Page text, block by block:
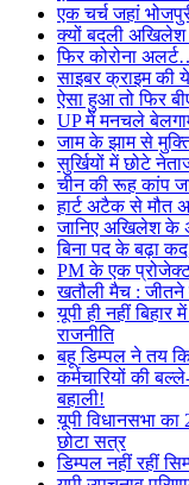
एक चर्च जहां
क्यों बदली
फिर कोरोना
साइबर क्राइम
ऐसा हुआ तो फिर
UP में मनचले
जाम के झाम से
सुर्खियों में छोटे
चीन की रूह कांप
हार्ट अटैक से मौत
जानिए अखिलेश के
बिना पद के बढ़ा
PM के एक
खतौली मैच : जीतने
यूपी ही नहीं
राजनीति
बहू डिम्पल ने तय
कर्मचारियों की
बहाली!
यूपी विधानसभा
छोटा सत्र
डिम्पल नहीं रहीं